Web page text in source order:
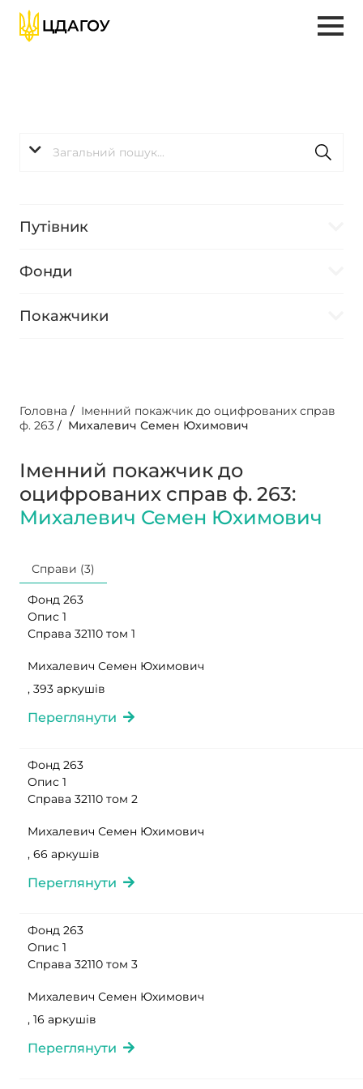
Путівник
Фонди
Покажчики
Головна / Іменний покажчик до оцифрованих справ
ф. 263 / Михалевич Семен Юхимович
Іменний покажчик до
оцифрованих справ ф. 263:
Михалевич Семен Юхимович
Справи (3)
Фонд 263
Опис 1
Справа 32110 том 1
Михалевич Семен Юхимович
, 393 аркушів
Переглянути
Фонд 263
Опис 1
Справа 32110 том 2
Михалевич Семен Юхимович
, 66 аркушів
Переглянути
Фонд 263
Опис 1
Справа 32110 том 3
Михалевич Семен Юхимович
, 16 аркушів
Переглянути